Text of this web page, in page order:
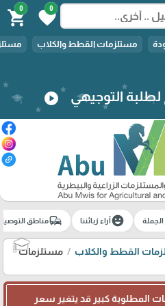
0
favorite
0
shopping_cart
مستلزمات القطط والكلاب
لطلبة التوجيهي play_circle
🎓
emoji_emotionsآراء زبائننا commuteمناطق
القطط والكلاب
مستلزمات
المطلوبة كبير قد يتغير سعر